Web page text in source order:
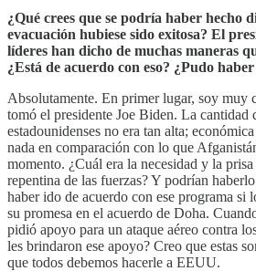
¿Qué crees que se podría haber hecho
evacuación hubiese sido exitosa? El
líderes han dicho de muchas maneras
¿Está de acuerdo con eso? ¿Pudo
Absolutamente. En primer lugar, soy muy
tomó el presidente Joe Biden. La cantidad
estadounidenses no era tan alta;
nada en comparación con lo que
momento. ¿Cuál era la necesidad y la
repentina de las fuerzas? Y podrían
haber ido de acuerdo con ese programa si
su promesa en el acuerdo de Doha.
pidió apoyo para un ataque aéreo contra
les brindaron ese apoyo? Creo que estas
que todos debemos hacerle a EEUU.